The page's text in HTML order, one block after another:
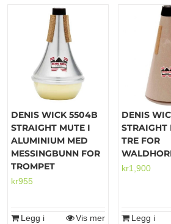
DENIS WICK 5504B
STRAIGHT MUTE I
ALUMINIUM MED
MESSINGBUNN FOR
TROMPET
kr955
Legg i
Vis mer
DENIS
STRAIGHT
TRE FOR
kr1,900
Legg i